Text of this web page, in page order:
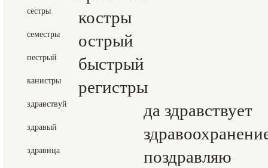
сестры костры
семестры острый
пестрый быстрый
канистры регистры
здравствуй да здравствует
здравый
здравица поздравляю